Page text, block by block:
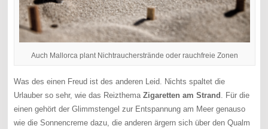
Auch Mallorca plant Nichtraucherstrände oder rauchfreie Zonen
Was des einen Freud ist des anderen Leid. Nichts spaltet die
Urlauber so sehr, wie das ReizthemaZigaretten am Strand . Für die
einen gehört der Glimmstengel zur Entspannung am Meer genauso
wie die Sonnencreme dazu, die anderen ärgern sich über den Qualm